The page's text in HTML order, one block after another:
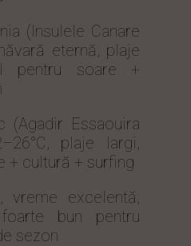
(Insulele Canare
eternă, plaje
pentru soare +
(Agadir Essaouira
plaje largi,
+ cultură + surfing
vreme excelentă,
bun pentru
sezon